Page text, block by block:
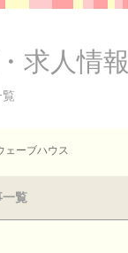
求人情報
ェーブハウス
一覧